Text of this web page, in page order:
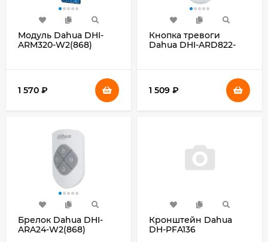
Модуль Dahua DHI-
ARM320-W2(868)
1 570 ₽
Кнопка тревоги
Dahua DHI-ARD822-
1 509 ₽
Брелок Dahua DHI-
ARA24-W2(868)
Кронштейн Dahua
DH-PFA136